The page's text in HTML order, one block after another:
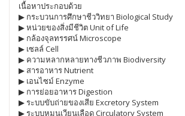
เนื้อหาประกอบด้วย
▶ กระบวนการศึกษาชีววิทยา Biological Study
▶ หน่วยของสิ่งมีชีวิต Unit of Life
▶ กล้องจุลทรรศน์ Microscope
▶ เซลล์ Cell
▶ ความหลากหลายทางชีวภาพ Biodiversity
▶ สารอาหาร Nutrient
▶ เอนไซม์ Enzyme
▶ การย่อยอาหาร Digestion
▶ ระบบขับถ่ายของเสีย Excretory System
▶ ระบบหมุนเวียนเลือด Circulatory System